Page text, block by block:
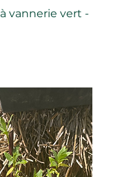
vannerie vert -